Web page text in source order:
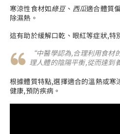
寒涼性食材如綠豆、 西瓜適合體質
除濕熱。
這有助於緩解口乾、眼紅等症狀,特
“中醫學認為,合理利用食材
理人體的陰陽平衡,從而達到
根據體質特點,選擇適合的溫熱或寒
健康,預防疾病。